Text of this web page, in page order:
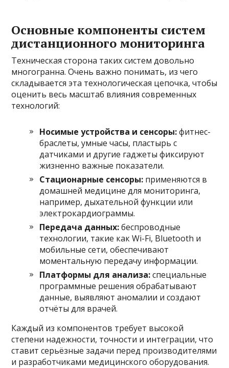
Основные компоненты систем
дистанционного мониторинга
Техническая сторона таких систем довольно
многогранна. Очень важно понимать, из чего
складывается эта технологическая цепочка, чтобы
оценить весь масштаб влияния современных
технологий:
Носимые устройства и сенсоры:фитнес-
браслеты, умные часы, пластырь с
датчиками и другие гаджеты фиксируют
жизненно важные показатели.
Стационарные сенсоры: применяются в
домашней медицине для мониторинга,
например, дыхательной функции или
электрокардиограммы.
Передача данных:беспроводные
технологии, такие как Wi-Fi, Bluetooth и
мобильные сети, обеспечивают
моментальную передачу информации.
Платформы для анализа:специальные
программные решения обрабатывают
данные, выявляют аномалии и создают
отчёты для врачей.
Каждый из компонентов требует высокой
степени надежности, точности и интеграции, что
ставит серьёзные задачи перед производителями
и разработчиками медицинского оборудования.